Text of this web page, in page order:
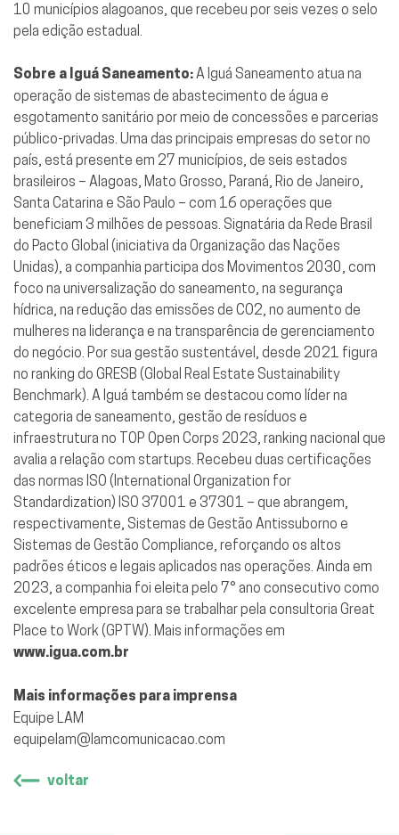
10 municípios alagoanos, que recebeu por seis vezes o selo
pela edição estadual.
Sobre a Iguá Saneamento: A Iguá Saneamento atua na
operação de sistemas de abastecimento de água e
esgotamento sanitário por meio de concessões e parcerias
público-privadas. Uma das principais empresas do setor no
país, está presente em 27 municípios, de seis estados
brasileiros – Alagoas, Mato Grosso, Paraná, Rio de Janeiro,
Santa Catarina e São Paulo – com 16 operações que
beneficiam 3 milhões de pessoas. Signatária da Rede Brasil
do Pacto Global (iniciativa da Organização das Nações
Unidas), a companhia participa dos Movimentos 2030, com
foco na universalização do saneamento, na segurança
hídrica, na redução das emissões de CO2, no aumento de
mulheres na liderança e na transparência de gerenciamento
do negócio. Por sua gestão sustentável, desde 2021 figura
no ranking do GRESB (Global Real Estate Sustainability
Benchmark). A Iguá também se destacou como líder na
categoria de saneamento, gestão de resíduos e
infraestrutura no TOP Open Corps 2023, ranking nacional que
avalia a relação com startups. Recebeu duas certificações
das normas ISO (International Organization for
Standardization) ISO 37001 e 37301 – que abrangem,
respectivamente, Sistemas de Gestão Antissuborno e
Sistemas de Gestão Compliance, reforçando os altos
padrões éticos e legais aplicados nas operações. Ainda em
2023, a companhia foi eleita pelo 7° ano consecutivo como
excelente empresa para se trabalhar pela consultoria Great
Place to Work (GPTW). Mais informações em
www.igua.com.br
Mais informações para imprensa
Equipe LAM
equipelam@lamcomunicacao.com
voltar